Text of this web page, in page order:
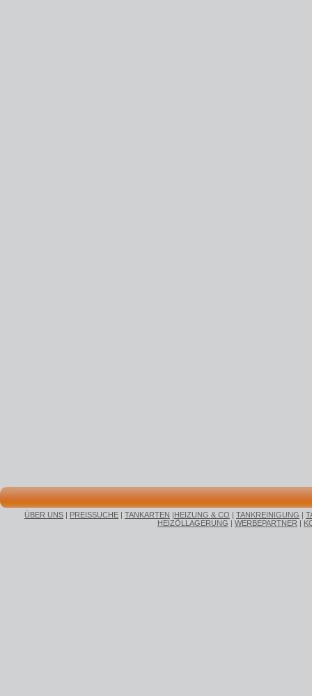
ÜBER UNS | PREISSUCHE | TANKARTEN |HEIZUNG & CO | TANKREINIGUNG |
HEIZÖLLAGERUNG | WERBEPARTNER |